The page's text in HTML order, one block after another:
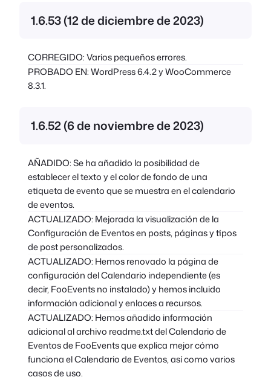
1.6.53 (12 de diciembre de 2023)
CORREGIDO: Varios pequeños errores.
PROBADO EN: WordPress 6.4.2 y WooCommerce
8.3.1.
1.6.52 (6 de noviembre de 2023)
AÑADIDO: Se ha añadido la posibilidad de
establecer el texto y el color de fondo de una
etiqueta de evento que se muestra en el calendario
de eventos.
ACTUALIZADO: Mejorada la visualización de la
Configuración de Eventos en posts, páginas y tipos
de post personalizados.
ACTUALIZADO: Hemos renovado la página de
configuración del Calendario independiente (es
decir, FooEvents no instalado) y hemos incluido
información adicional y enlaces a recursos.
ACTUALIZADO: Hemos añadido información
adicional al archivo readme.txt del Calendario de
Eventos de FooEvents que explica mejor cómo
funciona el Calendario de Eventos, así como varios
casos de uso.